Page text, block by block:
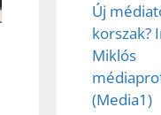
Új
korszak?
Miklós
(Media1)